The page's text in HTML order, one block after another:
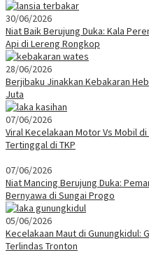
30/06/2026
Niat Baik Berujung Duka: Kala
Api di Lereng Rongkop
28/06/2026
Berjibaku Jinakkan Kebakaran
Juta
07/06/2026
Viral Kecelakaan Motor Vs Mobil
Tertinggal di TKP
07/06/2026
Niat Mancing Berujung Duka:
Bernyawa di Sungai Progo
05/06/2026
Kecelakaan Maut di Gunungkidul:
Terlindas Tronton